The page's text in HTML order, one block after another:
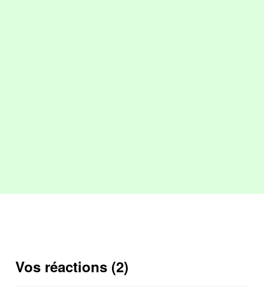
Vos réactions (2)